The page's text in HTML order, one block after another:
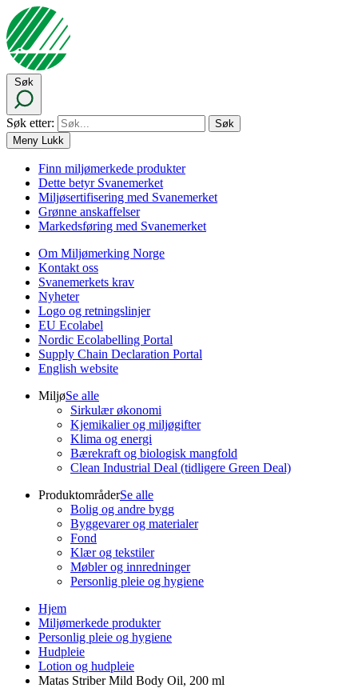
Søk
Søk etter:
Meny Lukk
Finn miljømerkede produkter
Dette betyr Svanemerket
Miljøsertifisering med Svanemerket
Grønne anskaffelser
Markedsføring med Svanemerket
Om Miljømerking Norge
Kontakt oss
Svanemerkets krav
Nyheter
Logo og retningslinjer
EU Ecolabel
Nordic Ecolabelling Portal
Supply Chain Declaration Portal
English website
MiljøSe alle
Sirkulær økonomi
Kjemikalier og miljøgifter
Klima og energi
Bærekraft og biologisk mangfold
Clean Industrial Deal (tidligere Green Deal)
ProduktområderSe alle
Bolig og andre bygg
Byggevarer og materialer
Fond
Klær og tekstiler
Møbler og innredninger
Personlig pleie og hygiene
Hjem
Miljømerkede produkter
Personlig pleie og hygiene
Hudpleie
Lotion og hudpleie
Matas Striber Mild Body Oil, 200 ml